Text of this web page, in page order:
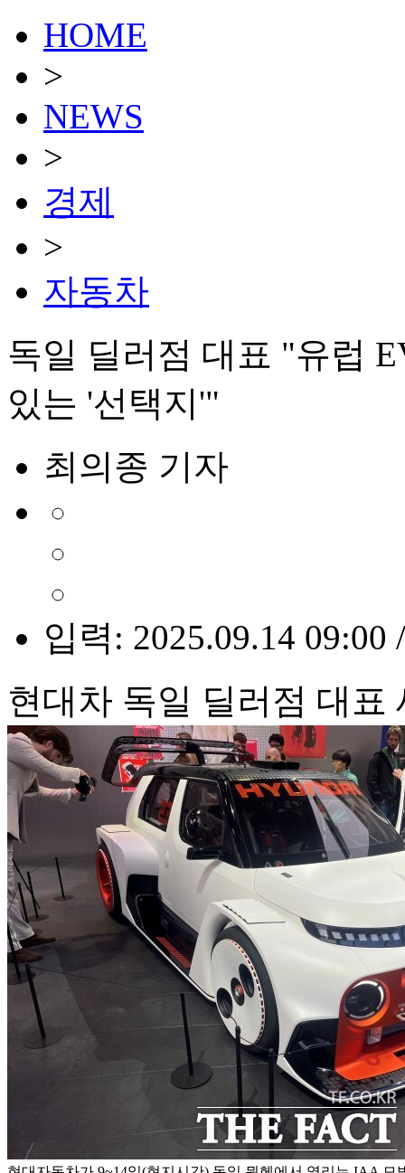
HOME
>
NEWS
>
경제
>
자동차
독일 딜러점 대표 "유럽
있는 '선택지'"
최의종 기자
입력: 2025.09.14 09:00
현대차 독일 딜러점 대표